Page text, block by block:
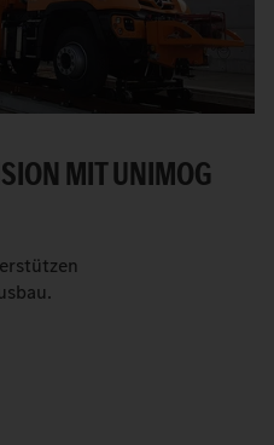
MIT UNIMOG